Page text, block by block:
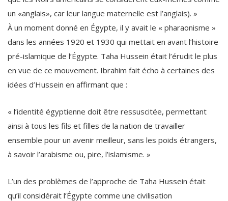
un «anglais», car leur langue maternelle est l’anglais). »
À un moment donné en Égypte, il y avait le « pharaonisme »
dans les années 1920 et 1930 qui mettait en avant l’histoire
pré-islamique de l’Égypte. Taha Hussein était l’érudit le plus
en vue de ce mouvement. Ibrahim fait écho à certaines des
idées d’Hussein en affirmant que :
« l’identité égyptienne doit être ressuscitée, permettant
ainsi à tous les fils et filles de la nation de travailler
ensemble pour un avenir meilleur, sans les poids étrangers,
à savoir l’arabisme ou, pire, l’islamisme. »
L’un des problèmes de l’approche de Taha Hussein était
qu’il considérait l’Égypte comme une civilisation